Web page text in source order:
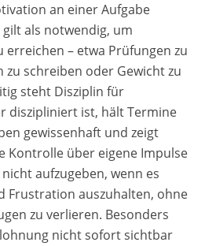
an einer Aufgabe
als notwendig, um
erreichen – etwa Prüfungen zu
zu schreiben oder Gewicht zu
steht Disziplin für
diszipliniert ist, hält Termine
gewissenhaft und zeigt
Kontrolle über eigene Impulse
aufzugeben, wenn es
Frustration auszuhalten, ohne
zu verlieren. Besonders
nicht sofort sichtbar